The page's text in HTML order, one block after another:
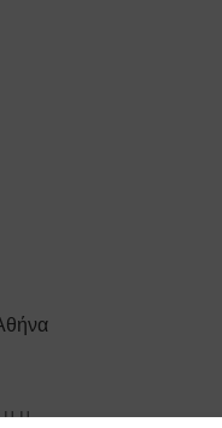
μ.μ.